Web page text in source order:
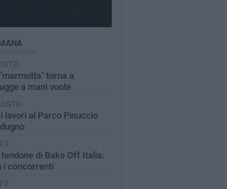
torna a
a mani vuote
lavori al Parco Pinuccio
di Bake Off Italia:
i concorrenti